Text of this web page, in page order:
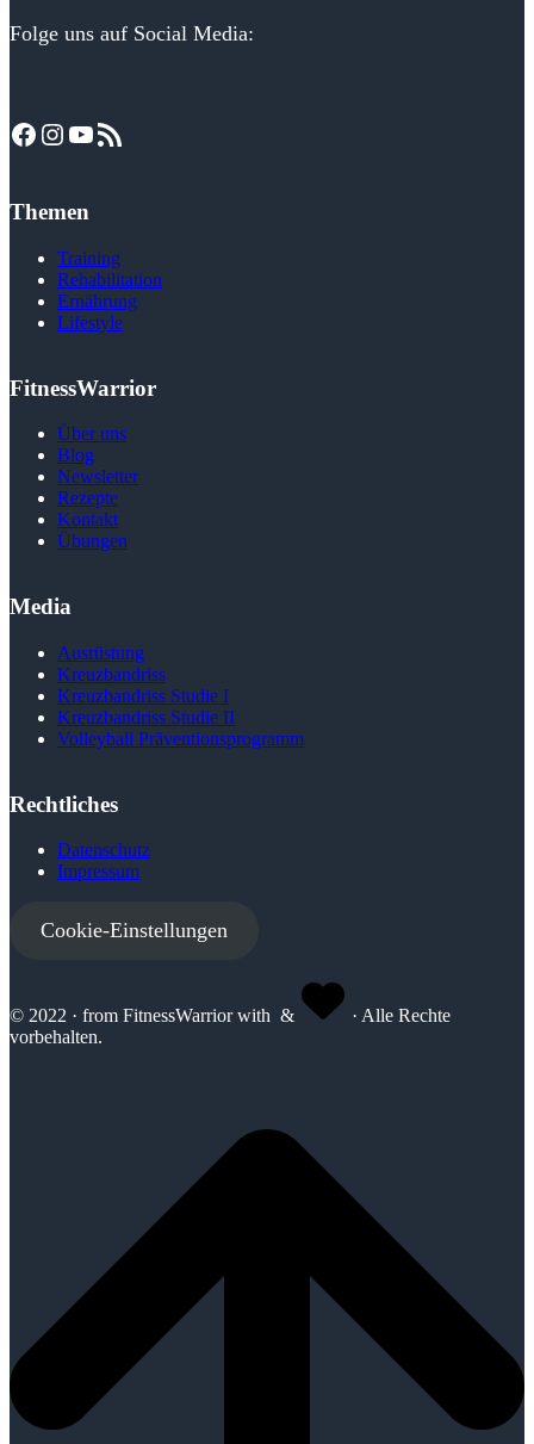
Folge uns auf Social Media:
Facebook Instagram YouTube RSS-Feed
Themen
Training
Rehabilitation
Ernährung
Lifestyle
FitnessWarrior
Über uns
Blog
Newsletter
Rezepte
Kontakt
Übungen
Media
Ausrüstung
Kreuzbandriss
Kreuzbandriss Studie I
Kreuzbandriss Studie II
Volleyball Präventions­programm
Rechtliches
Datenschutz
Impressum
Cookie-Einstellungen
© 2022 · from FitnessWarrior with &
· Alle Rechte
vorbehalten.
n